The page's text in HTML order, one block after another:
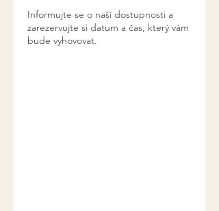
Informujte se o naší dostupnosti a
zarezervujte si datum a čas, který vám
bude vyhovovat.